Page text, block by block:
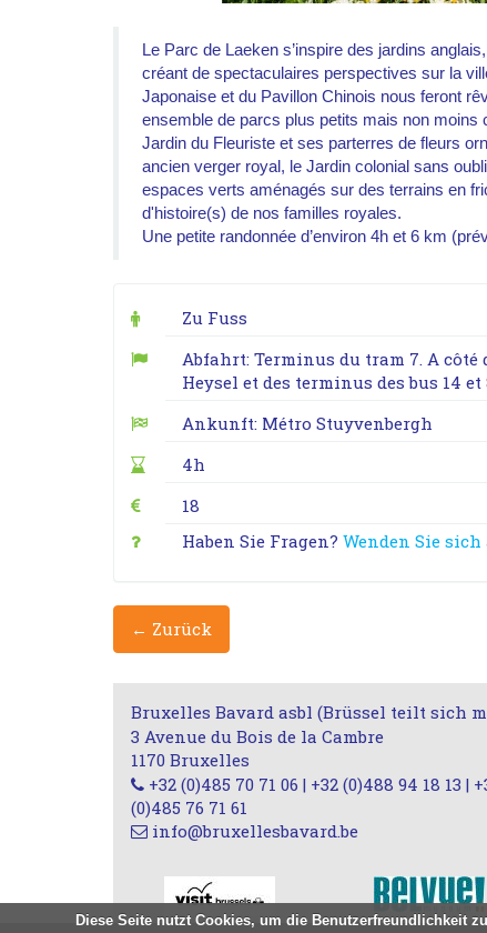
Le Parc de Laeken s’inspire des jardins
créant de spectaculaires perspectives sur la
Japonaise et du Pavillon Chinois nous feront
ensemble de parcs plus petits mais non moins
Jardin du Fleuriste et ses parterres de fleurs
ancien verger royal, le Jardin colonial sans
espaces verts aménagés sur des terrains en
d'histoire(s) de nos familles royales.
Une petite randonnée d’environ 4h et 6 km
Zu Fuss
Abfahrt: Terminus du tram 7. A côté
Heysel et des terminus des bus 14 et
Ankunft: Métro Stuyvenbergh
4h
18
Haben Sie Fragen?Wenden Sie
← Zurück
Bruxelles Bavard asbl (Brüssel teilt sich
3 Avenue du Bois de la Cambre
1170 Bruxelles
+32 (0)485 70 71 06 | +32 (0)488 94 18 13 |
(0)485 76 71 61
info@bruxellesbavard.be
Diese Seite nutzt Cookies, um die Benutzerfreundlichkeit